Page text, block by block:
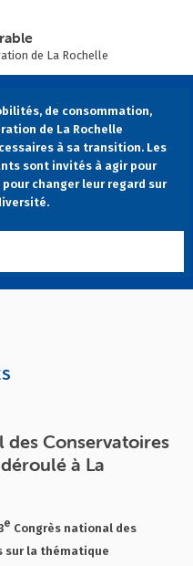
de La Rochelle
de consommation,
de La Rochelle
à sa transition. Les
sont invités à agir pour
changer leur regard sur
des Conservatoires
à La
e Congrès national des
sur la thématique